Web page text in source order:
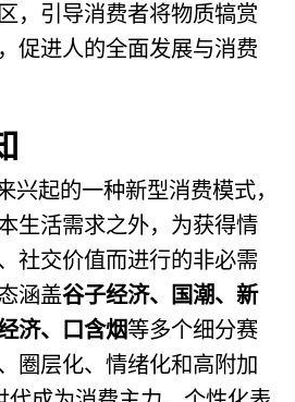
，引导消费者将物质犒赏
促进人的全面发展与消费
兴起的一种新型消费模式，
生活需求之外，为获得情
社交价值而进行的非必需
涵盖谷子经济、国潮、新
济、口含烟等多个细分赛
圈层化、情绪化和高附加